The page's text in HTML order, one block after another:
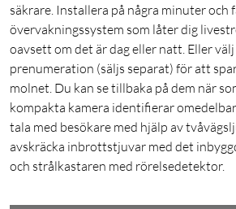
säkrare. Installera på några minuter och
övervakningssystem som låter dig
oavsett om det är dag eller natt. Eller
prenumeration (säljs separat) för att
molnet. Du kan se tillbaka på dem när
kompakta kamera identifierar
tala med besökare med hjälp av
avskräcka inbrottstjuvar med det
och strålkastaren med rörelsedetektor.